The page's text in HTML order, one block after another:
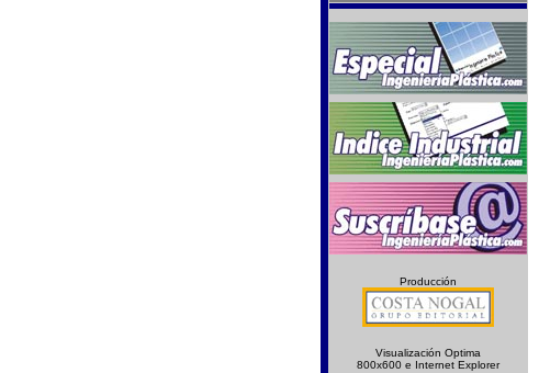
Producción
Visualización Optima
800x600 e Internet Explorer